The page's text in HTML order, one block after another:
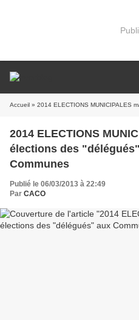
Accueil » 2014 ELECTIONS MUNICIPALES mais aussi
2014 ELECTIONS
élections des
Communes
Publié le 06/03/2013 à 22:49
Par CACO